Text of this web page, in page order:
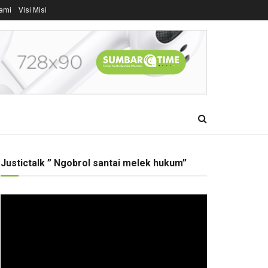
Visi Misi
Justictalk ” Ngobrol santai melek hukum”